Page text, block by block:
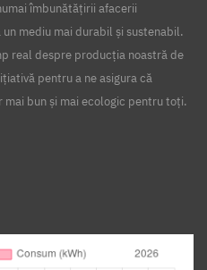
îmbunătățirii afacerii
mediu mai durabil și sustenabil.
real despre producția noastră de
pentru a ne asigura că
bun și mai ecologic pentru toți.